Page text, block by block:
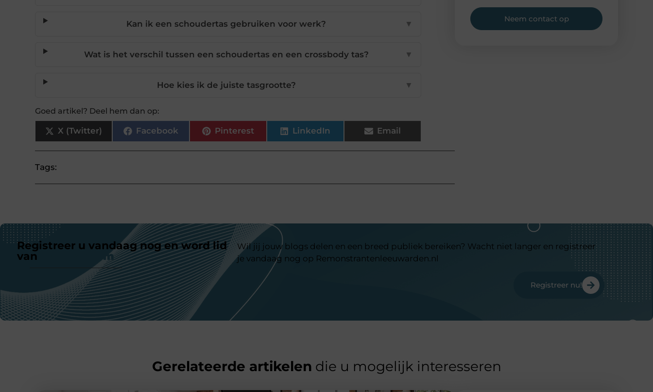
Kan ik een schoudertas gebruiken voor werk? ▼
Wat is het verschil tussen een schoudertas en een crossbody tas? ▼
Hoe kies ik de juiste tasgrootte? ▼
Goed artikel? Deel hem dan op:
X (Twitter) Facebook Pinterest LinkedIn Email
Tags:
Neem contact op
Registreer u vandaag nog en word lid
van
ons platform
Wil jij jouw blogs delen en een breed publiek bereiken? Wacht niet langer en registreer
je vandaag nog op Remonstrantenleeuwarden.nl
Registreer nu!
Gerelateerde artikelen die u mogelijk interesseren